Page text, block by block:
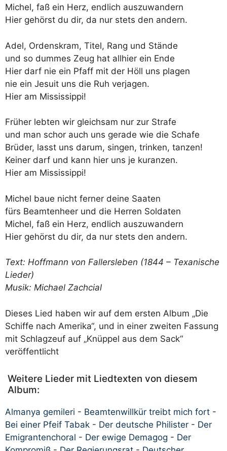
Michel, faß ein Herz, endlich auszuwandern
Hier gehörst du dir, da nur stets den andern.
Adel, Ordenskram, Titel, Rang und Stände
und so dummes Zeug hat allhier ein Ende
Hier darf nie ein Pfaff mit der Höll uns plagen
nie ein Jesuit uns die Ruh verjagen.
Hier am Mississippi!
Früher lebten wir gleichsam nur zur Strafe
und man schor auch uns gerade wie die Schafe
Brüder, lasst uns darum, singen, trinken, tanzen!
Keiner darf und kann hier uns je kuranzen.
Hier am Mississippi!
Michel baue nicht ferner deine Saaten
fürs Beamtenheer und die Herren Soldaten
Michel, faß ein Herz, endlich auszuwandern
Hier gehörst du dir, da nur stets den andern.
Text: Hoffmann von Fallersleben (1844 – Texanische
Lieder)
Musik: Michael Zachcial
Dieses Lied haben wir auf dem ersten Album „Die
Schiffe nach Amerika“, und in einer zweiten Fassung
mit Schlagzeuf auf „Knüppel aus dem Sack“
veröffentlicht
Weitere Lieder mit Liedtexten von diesem
Album:
Almanya gemileri - Beamtenwillkür treibt mich fort -
Bei einer Pfeif Tabak - Der deutsche Philister - Der
Emigrantenchoral - Der ewige Demagog - Der